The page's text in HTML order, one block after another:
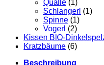
Qualle (1)
Schlangerl (1)
Spinne (1)
Vogerl (2)
Kissen BIO-
Kratzbäume (6)
Beschreibung